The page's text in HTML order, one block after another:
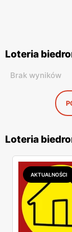
Loteria
Brak wyników
Loteria
AKTUALNOŚCI